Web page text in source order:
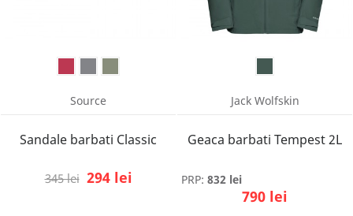
Source
Sandale barbati Classic
345 lei 294 lei
Jack Wolfskin
Geaca barbati Tempest 2L
PRP: 832 lei
790 lei